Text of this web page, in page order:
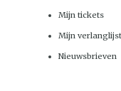
Mijn tickets
Mijn verlanglijst
Nieuwsbrieven